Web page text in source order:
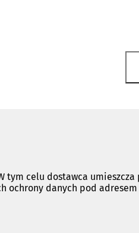
tym celu dostawca
ochrony danych pod adresem